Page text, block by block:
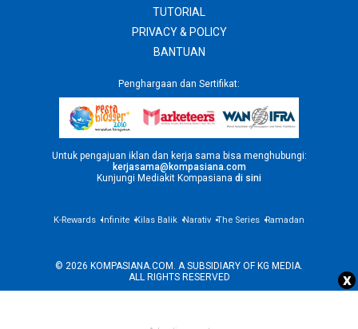
TUTORIAL
PRIVACY & POLICY
BANTUAN
Penghargaan dan Sertifikat:
Untuk pengajuan iklan dan kerja sama bisa menghubungi:
kerjasama@kompasiana.com
Kunjungi Mediakit Kompasiana di sini
K-Rewards Infinite Kilas Balik Narativ The Series Ramadan
© 2026 KOMPASIANA.COM. A SUBSIDIARY OF KG MEDIA.
ALL RIGHTS RESERVED
x